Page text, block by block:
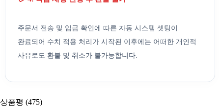
주문서 전송 및 입금 확인에 따른 자동 시스템 셋팅이
완료되어 수치 적용 처리가 시작된 이후에는 어떠한 개인적
사유로도 환불 및 취소가 불가능합니다.
상품평 (475)